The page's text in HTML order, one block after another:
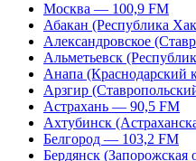
Москва — 100,9 FM
Абакан (Республика
Александровское
Альметьевск
Анапа (Краснодарский
Арзгир
Астрахань — 90,5 FM
Ахтубинск
Белгород — 103,2 FM
Бердянск